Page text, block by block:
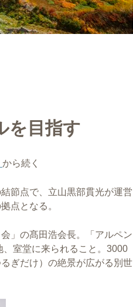
を目指す
から続く
節点で、立山黒部貫光が運営
点となる。
」の髙田浩会長。「アルペン
室堂に来られること。3000
ぎだけ）の絶景が広がる別世